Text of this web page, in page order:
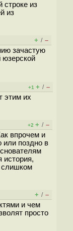
из
из
+ / –
зачастую
юзерской
+1 + / –
этим их
+2 + / –
впрочем и
или поздно в
история,
слишком
+ / –
и чем
просто